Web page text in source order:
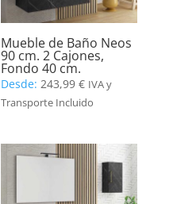
Mueble de Baño Neos
90 cm. 2 Cajones,
Fondo 40 cm.
Desde:243,99€ IVA y
Transporte Incluido